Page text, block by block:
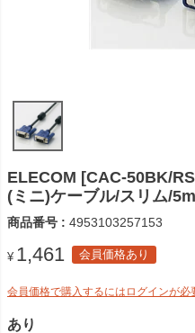
ELECOM [CAC-50BK/
(ミニ)ケーブル/スリム/
商品番号 4953103257153
¥ 1,461 会員価格あり
会員価格で購入するにはログインが必
あり